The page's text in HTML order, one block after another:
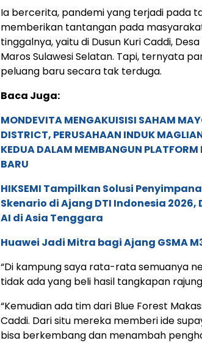
Ia bercerita, pandemi yang terjadi pada
memberikan tantangan pada
tinggalnya, yaitu di Dusun Kuri Caddi,
Maros Sulawesi Selatan. Tapi, ternyata
peluang baru secara tak terduga.
Baca Juga:
MONDEVITA MENGAKUISISI SAHAM
DISTRICT, PERUSAHAAN INDUK
KEDUA DALAM MEMBANGUN
BARU
HIKSEMI Tampilkan Solusi
Skenario di Ajang DTI Indonesia
AI di Asia Tenggara
Huawei Jadi Mitra bagi Ajang GSMA
“Di kampung saya rata-rata semuanya
tidak ada yang beli hasil tangkapan
“Kemudian ada tim dari Blue Forest
Caddi. Dari situ mereka memberi ide
bisa berkembang dan menambah